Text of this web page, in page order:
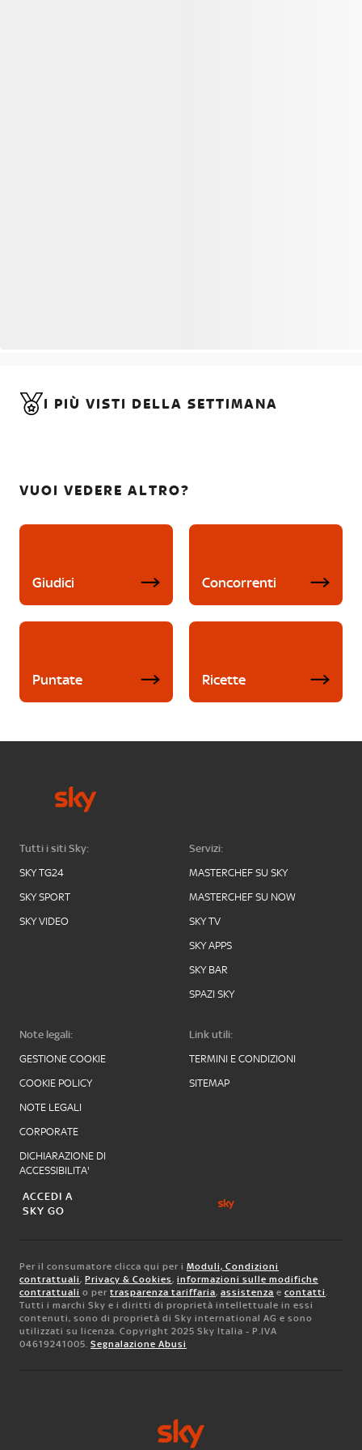
I PIÙ VISTI DELLA SETTIMANA
VUOI VEDERE ALTRO?
Giudici Concorrenti
Puntate Ricette
Tutti i siti Sky:
SKY TG24
SKY SPORT
SKY VIDEO
Servizi:
MASTERCHEF SU SKY
MASTERCHEF SU NOW
SKY TV
SKY APPS
SKY BAR
SPAZI SKY
Note legali:
GESTIONE COOKIE
COOKIE POLICY
NOTE LEGALI
CORPORATE
DICHIARAZIONE DI
ACCESSIBILITA'
Link utili:
TERMINI E CONDIZIONI
SITEMAP
ACCEDI A
SKY GO
Per il consumatore clicca qui per i Moduli, Condizioni
contrattuali, Privacy & Cookies, informazioni sulle modifiche
contrattuali o per trasparenza tariffaria, assistenza e contatti.
Tutti i marchi Sky e i diritti di proprietà intellettuale in essi
contenuti, sono di proprietà di Sky international AG e sono
utilizzati su licenza. Copyright 2025 Sky Italia - P.IVA
04619241005. Segnalazione Abusi